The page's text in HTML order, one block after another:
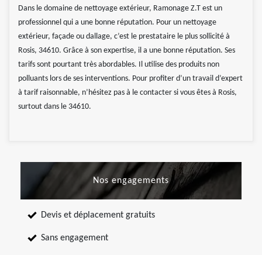
Dans le domaine de nettoyage extérieur, Ramonage Z.T est un
professionnel qui a une bonne réputation. Pour un nettoyage
extérieur, façade ou dallage, c’est le prestataire le plus sollicité à
Rosis, 34610. Grâce à son expertise, il a une bonne réputation. Ses
tarifs sont pourtant très abordables. Il utilise des produits non
polluants lors de ses interventions. Pour profiter d’un travail d’expert
à tarif raisonnable, n’hésitez pas à le contacter si vous êtes à Rosis,
surtout dans le 34610.
Nos engagements
Devis et déplacement gratuits
Sans engagement